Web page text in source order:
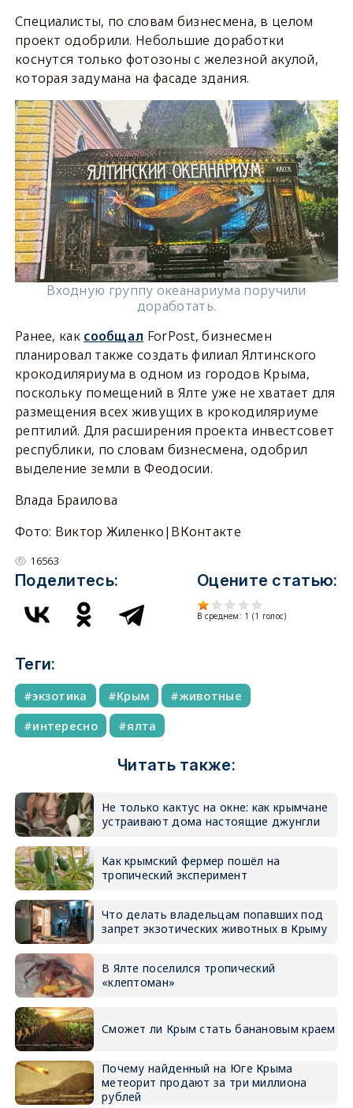
Специалисты, по словам бизнесмена, в целом
проект одобрили. Небольшие доработки
коснутся только фотозоны с железной акулой,
которая задумана на фасаде здания.
Входную группу океанариума поручили
доработать.
Ранее, как сообщал ForPost, бизнесмен
планировал также создать филиал Ялтинского
крокодиляриума в одном из городов Крыма,
поскольку помещений в Ялте уже не хватает для
размещения всех живущих в крокодиляриуме
рептилий. Для расширения проекта инвестсовет
республики, по словам бизнесмена, одобрил
выделение земли в Феодосии.
Влада Браилова
Фото: Виктор Жиленко|ВКонтакте
16563
Поделитесь: Оцените статью:
В среднем: 1 (1 голос)
Теги:
экзотика Крым
животные
интересно
ялта
Читать также:
Не только кактус на окне: как крымчане
устраивают дома настоящие джунгли
Как крымский фермер пошёл на
тропический эксперимент
Что делать владельцам попавших под
запрет экзотических животных в Крыму
В Ялте поселился тропический
«клептоман»
Сможет ли Крым стать банановым краем
Почему найденный на Юге Крыма
метеорит продают за три миллиона
рублей